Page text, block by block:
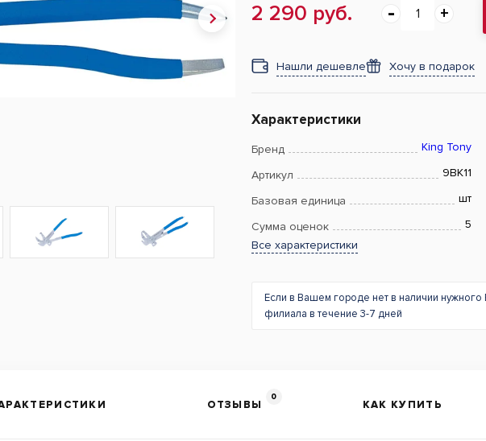
2 290 руб.
Нашли дешевле Хочу в подарок
Характеристики
Бренд King Tony
Артикул 9BK11
Базовая единица шт
Сумма оценок 5
Все характеристики
Если в Вашем городе нет в наличии
филиала в течение 3-7 дней
ОТЗЫВЫ
0
КАК КУПИТЬ